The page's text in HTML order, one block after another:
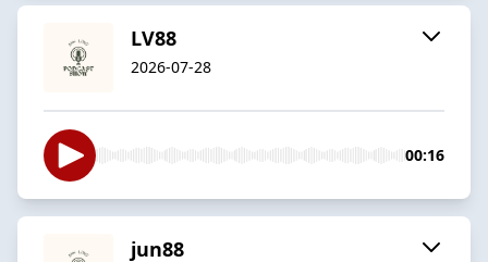
LV88
2026-07-28
00:16
jun88